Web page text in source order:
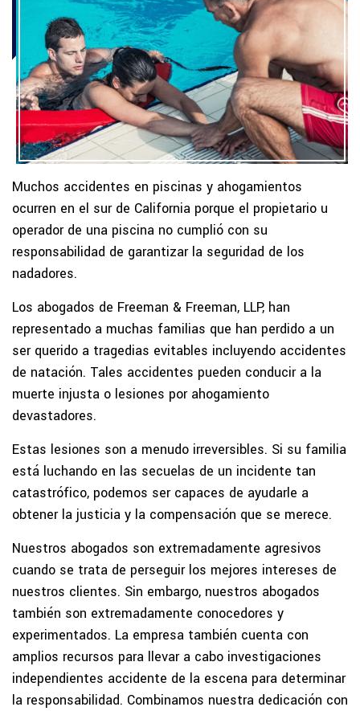
Muchos accidentes en piscinas y ahogamientos
ocurren en el sur de California porque el propietario u
operador de una piscina no cumplió con su
responsabilidad de garantizar la seguridad de los
nadadores.
Los abogados de Freeman & Freeman, LLP, han
representado a muchas familias que han perdido a un
ser querido a tragedias evitables incluyendo accidentes
de natación. Tales accidentes pueden conducir a la
muerte injusta o lesiones por ahogamiento
devastadores.
Estas lesiones son a menudo irreversibles. Si su familia
está luchando en las secuelas de un incidente tan
catastrófico, podemos ser capaces de ayudarle a
obtener la justicia y la compensación que se merece.
Nuestros abogados son extremadamente agresivos
cuando se trata de perseguir los mejores intereses de
nuestros clientes. Sin embargo, nuestros abogados
también son extremadamente conocedores y
experimentados. La empresa también cuenta con
amplios recursos para llevar a cabo investigaciones
independientes accidente de la escena para determinar
la responsabilidad. Combinamos nuestra dedicación con